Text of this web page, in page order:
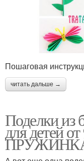
Пошаговая
читать дальше →
Поделки из
для детей